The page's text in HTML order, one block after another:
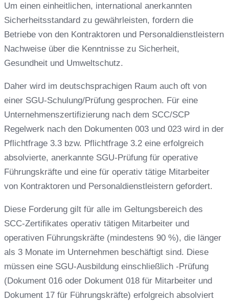
Um einen einheitlichen, international anerkannten
Sicherheitsstandard zu gewährleisten, fordern die
Betriebe von den Kontraktoren und Personaldienstleistern
Nachweise über die Kenntnisse zu Sicherheit,
Gesundheit und Umweltschutz.
Daher wird im deutschsprachigen Raum auch oft von
einer SGU-Schulung/Prüfung gesprochen. Für eine
Unternehmenszertifizierung nach dem SCC/SCP
Regelwerk nach den Dokumenten 003 und 023 wird in der
Pflichtfrage 3.3 bzw. Pflichtfrage 3.2 eine erfolgreich
absolvierte, anerkannte SGU-Prüfung für operative
Führungskräfte und eine für operativ tätige Mitarbeiter
von Kontraktoren und Personaldienstleistern gefordert.
Diese Forderung gilt für alle im Geltungsbereich des
SCC-Zertifikates operativ tätigen Mitarbeiter und
operativen Führungskräfte (mindestens 90 %), die länger
als 3 Monate im Unternehmen beschäftigt sind. Diese
müssen eine SGU-Ausbildung einschließlich -Prüfung
(Dokument 016 oder Dokument 018 für Mitarbeiter und
Dokument 17 für Führungskräfte) erfolgreich absolviert